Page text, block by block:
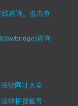
咨询。 点击查
(lawbridge)咨询
法律网址大全
法律桥搜狐号